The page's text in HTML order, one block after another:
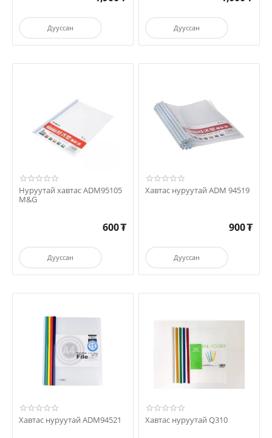
Дууссан Дууссан
Нуруутай хавтас ADM95105
M&G
600₮
Дууссан
Хавтас нуруутай ADM 94519
900₮
Дууссан
Хавтас нуруутай ADM94521 Хавтас нуруутай Q310